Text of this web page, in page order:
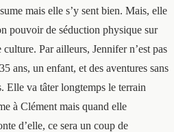
mais elle s’y sent bien. Mais, elle
pouvoir de séduction physique sur
culture. Par ailleurs, Jennifer n’est pas
ans, un enfant, et des aventures sans
Elle va tâter longtemps le terrain
à Clément mais quand elle
d’elle, ce sera un coup de